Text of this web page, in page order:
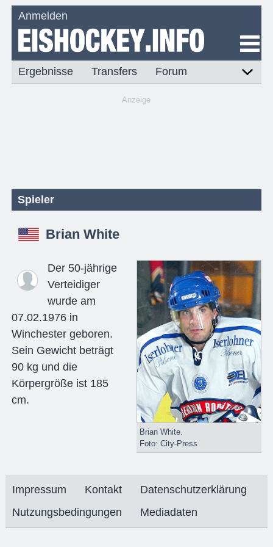
Anmelden
Ergebnisse Transfers Forum
Anzeige
Spieler
Brian White
Brian White.
Foto: City-Press
Der 50-jährige
Verteidiger
wurde am
07.02.1976 in
Winchester geboren.
Sein Gewicht beträgt
90 kg und die
Körpergröße ist 185
cm.
Impressum Kontakt
Datenschutzerklärung
Nutzungsbedingungen
Mediadaten